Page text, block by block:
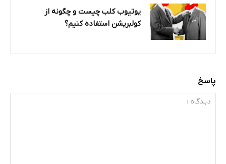
یوتیوب کلب چیست و چگونه از
کولبریشن استفاده کنیم؟
پاسخ